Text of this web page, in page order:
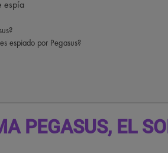
espía
espiado por Pegasus?
PEGASUS, EL